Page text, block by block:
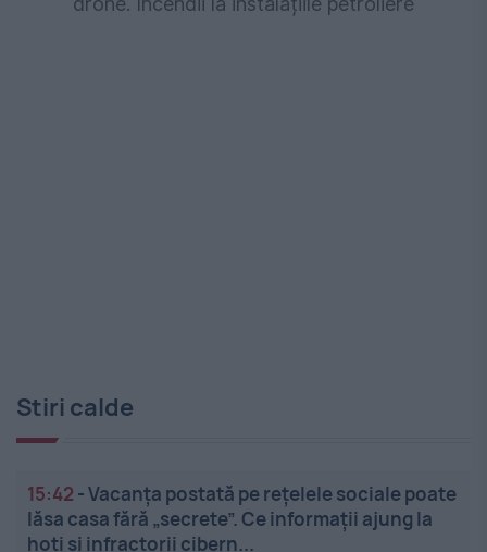
Stiri calde
15:42 -Vacanța postată pe rețelele sociale poate
lăsa casa fără „secrete”. Ce informații ajung la
hoți și infractorii cibern...